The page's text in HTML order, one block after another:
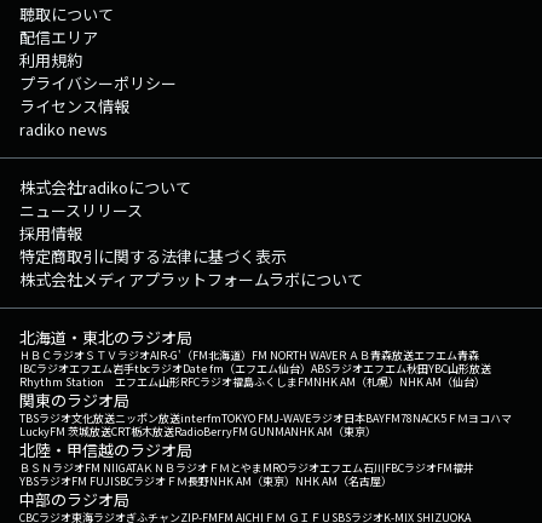
聴取について
配信エリア
利用規約
プライバシーポリシー
ライセンス情報
radiko news
株式会社radikoについて
ニュースリリース
採用情報
特定商取引に関する法律に基づく表示
株式会社メディアプラットフォームラボについて
北海道・東北のラジオ局
ＨＢＣラジオＳＴＶラジオAIR-G'（FM北海道） FM NORTH WAVEＲＡＢ青森放送エフエム青森
IBCラジオエフエム岩手tbcラジオDate fm（エフエム仙台） ABSラジオエフエム秋田YBC山形放送
Rhythm Station エフエム山形RFCラジオ福島ふくしまFMNHK AM（札幌） NHK AM（仙台）
関東のラジオ局
TBSラジオ文化放送ニッポン放送interfmTOKYO FMJ-WAVEラジオ日本BAYFM78NACK5 ＦＭヨコハマ
LuckyFM 茨城放送CRT栃木放送RadioBerryFM GUNMANHK AM（東京）
北陸・甲信越のラジオ局
ＢＳＮラジオFM NIIGATAＫＮＢラジオ ＦＭとやまMROラジオエフエム石川FBCラジオFM福井
YBSラジオFM FUJISBCラジオ ＦＭ長野NHK AM（東京） NHK AM（名古屋）
中部のラジオ局
CBCラジオ東海ラジオぎふチャンZIP-FMFM AICHI ＦＭ ＧＩＦＵ SBSラジオK-MIX SHIZUOKA